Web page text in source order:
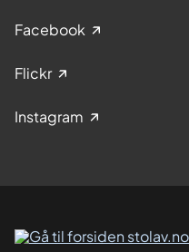
Facebook
Flickr
Instagram